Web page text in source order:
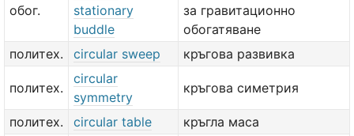
обог.
stationary
buddle
за гравитационно
обогатяване
политех.
circular sweep кръгова развивка
политех.
circular
symmetry
кръгова симетрия
политех. circular table кръгла маса